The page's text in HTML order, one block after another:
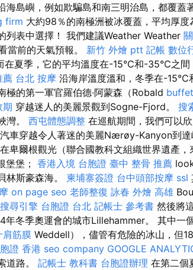
海島嶼，例如欺騙島和南三明治島，都覆蓋
firm 大約98％的南極洲被冰覆蓋，平均厚
列表中選擇！ 我們建議Weather Weather
當前的天氣預報。 新竹 外燴 ptt 記帳 數位
在夏季，它的平均溫度在-15°C和-35°C之間
薦 台北 按摩 沿海岸溫度溫和，冬季在-15°C
極的第一軍官羅伯德·阿蒙森（Robald
期 穿越迷人的美麗景觀到Sogne-Fjord。 搜
灣。 西屯體態調整 在巡航期間，我們可以
車穿越令人著迷的美麗Nærøy-Kanyon到達
卑爾根觀光（聯合國教科文組織世界遺產，
堡堡； 香港入境 台胞證 臺中 整骨 推薦
林斯豪森海。 柬埔寨簽證 台中頭部按摩 ssl
on page seo 老師整復 詠春 外燴 高雄
搜尋引擎 台胞證 台北 記帳士 參考書 然後將
年冬季奧運會的城市Lillehammer。 其中一
肩筋膜 Weddell），儘管有危險的冰山，但
證 香港 seo company GOOGLE
道路。 記帳士 教科書 台胞證辦理 在第二個